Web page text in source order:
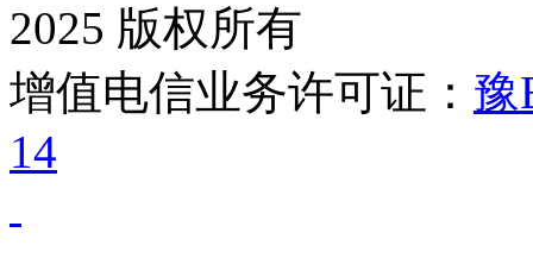
2025 版权所有
增值电信业务许可证： 豫
14